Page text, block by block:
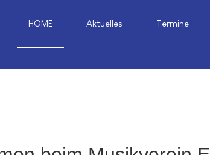
HOME Aktuelles Termine